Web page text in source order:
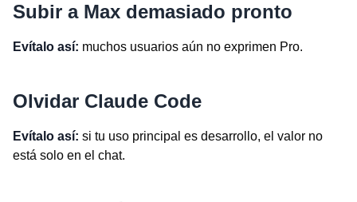
Subir a Max demasiado pronto
Evítalo así: muchos usuarios aún no exprimen Pro.
Olvidar Claude Code
Evítalo así: si tu uso principal es desarrollo, el valor no
está solo en el chat.